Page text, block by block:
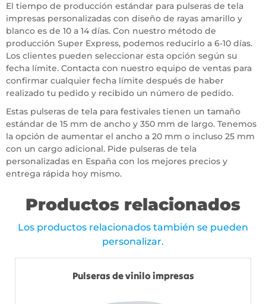
El tiempo de producción estándar para pulseras de tela
impresas personalizadas con diseño de rayas amarillo y
blanco es de 10 a 14 días. Con nuestro método de
producción Super Express, podemos reducirlo a 6-10 días.
Los clientes pueden seleccionar esta opción según su
fecha límite. Contacta con nuestro equipo de ventas para
confirmar cualquier fecha límite después de haber
realizado tu pedido y recibido un número de pedido.
Estas pulseras de tela para festivales tienen un tamaño
estándar de 15 mm de ancho y 350 mm de largo. Tenemos
la opción de aumentar el ancho a 20 mm o incluso 25 mm
con un cargo adicional. Pide pulseras de tela
personalizadas en España con los mejores precios y
entrega rápida hoy mismo.
Productos relacionados
Los productos relacionados también se pueden
personalizar.
Pulseras de vinilo impresas